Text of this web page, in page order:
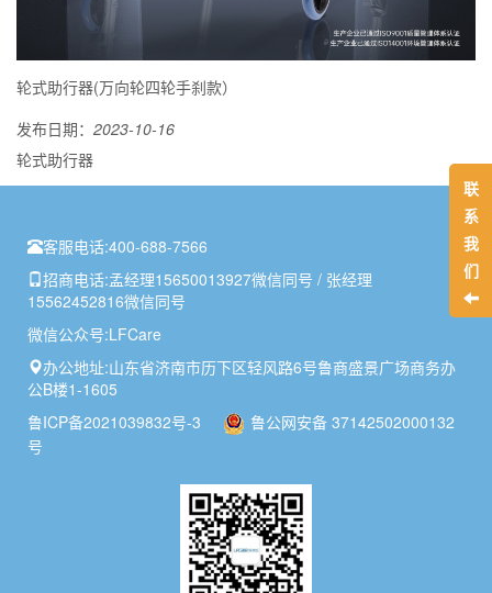
轮式助行器(万向轮四轮手刹款）
发布日期： 2023-10-16
轮式助行器
客服电话:400-688-7566
招商电话:孟经理15650013927微信同号 / 张经理
15562452816微信同号
微信公众号:LFCare
办公地址:山东省济南市历下区轻风路6号鲁商盛景广场商务办
公B楼1-1605
鲁ICP备2021039832号-3
鲁公网安备 37142502000132
号
联
系
我
们